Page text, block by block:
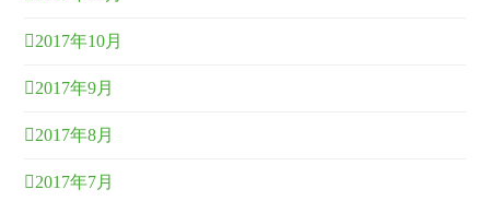
2017年10月
2017年9月
2017年8月
2017年7月